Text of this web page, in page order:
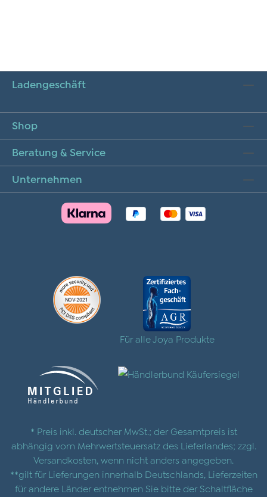
Ladengeschäft
Shop
Beratung & Service
Unternehmen
Für alle Joya Produkte
* Preis inkl. deutscher MwSt.; der Gesamtpreis ist
abhängig vom Mehrwertsteuersatz des Lieferlandes; zzgl.
Versandkosten , wenn nicht anders angegeben.
**gilt für Lieferungen innerhalb Deutschlands, Lieferzeiten
für andere Länder entnehmen Sie bitte der Schaltfläche